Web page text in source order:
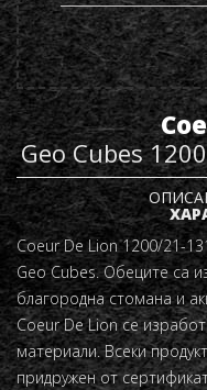
Geo Cubes
Coeur De Lion1200/21-
Geo Cubes. Обеците са
благородна стомана и
Coeur De Lion се
материали. Всеки
придружен от